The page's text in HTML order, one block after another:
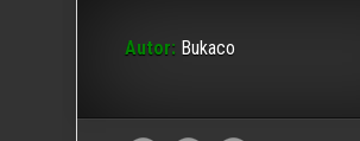
Autor: Bukaco